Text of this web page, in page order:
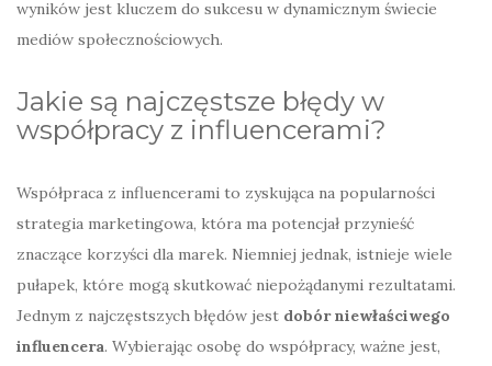
wyników jest kluczem do sukcesu w dynamicznym świecie
mediów społecznościowych.
Jakie są najczęstsze błędy w
współpracy z influencerami?
Współpraca z influencerami to zyskująca na popularności
strategia marketingowa, która ma potencjał przynieść
znaczące korzyści dla marek. Niemniej jednak, istnieje wiele
pułapek, które mogą skutkować niepożądanymi rezultatami.
Jednym z najczęstszych błędów jest dobór niewłaściwego
influencera. Wybierając osobę do współpracy, ważne jest,